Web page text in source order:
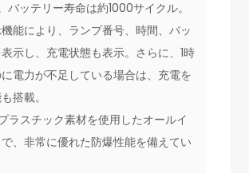
ッテリー寿命は約1000サイクル。
能により、ランプ番号、時間、バッ
示し、充電状態も表示。さらに、1時
電力が不足している場合は、充電を
搭載。
ラスチック素材を使用したオールイ
、非常に優れた防爆性能を備えてい